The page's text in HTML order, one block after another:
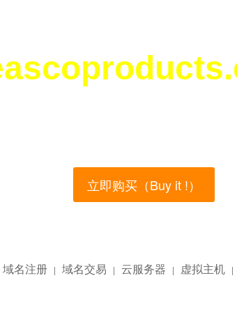
立即购买（Buy it !）
域名注册 | 域名交易 | 云服务器 | 虚拟主机 |